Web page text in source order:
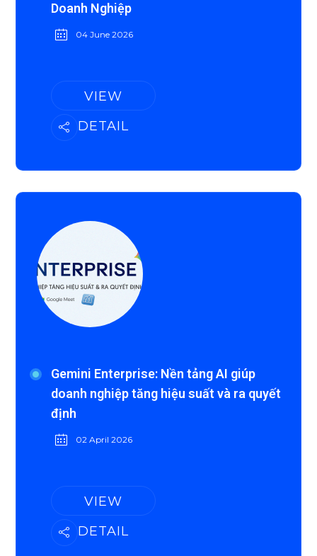
Doanh Nghiệp
04 June 2026
VIEW
DETAIL
Gemini Enterprise: Nền tảng AI giúp
doanh nghiệp tăng hiệu suất và ra quyết
định
02 April 2026
VIEW
DETAIL